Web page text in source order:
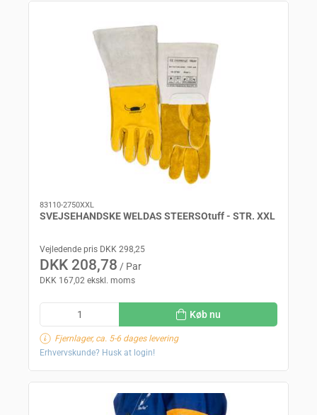
83110-2750XXL
SVEJSEHANDSKE WELDAS STEERSOtuff - STR. XXL
Vejledende pris DKK 298,25
DKK 208,78 / Par
DKK 167,02 ekskl. moms
Køb nu
Fjernlager, ca. 5-6 dages levering
Erhvervskunde? Husk at login!